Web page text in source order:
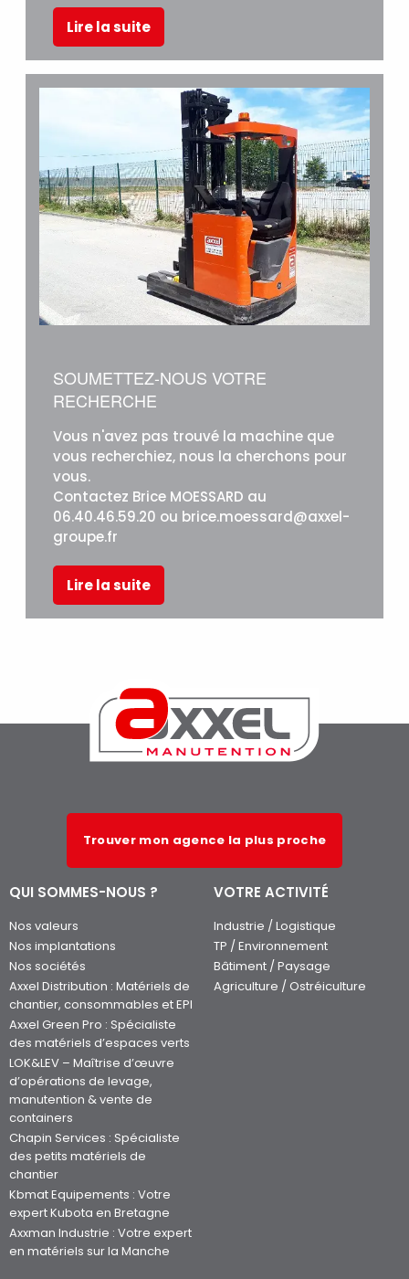
Lire la suite
SOUMETTEZ-NOUS VOTRE
RECHERCHE
Vous n'avez pas trouvé la machine que
vous recherchiez, nous la cherchons pour
vous.
Contactez Brice MOESSARD au
06.40.46.59.20 ou brice.moessard@axxel-
groupe.fr
Lire la suite
Trouver mon agence la plus proche
QUI SOMMES-NOUS ?
Nos valeurs
Nos implantations
Nos sociétés
Axxel Distribution : Matériels de
chantier, consommables et EPI
Axxel Green Pro : Spécialiste
des matériels d’espaces verts
LOK&LEV – Maîtrise d’œuvre
d’opérations de levage,
manutention & vente de
containers
Chapin Services : Spécialiste
des petits matériels de
chantier
Kbmat Equipements : Votre
expert Kubota en Bretagne
Axxman Industrie : Votre expert
en matériels sur la Manche
VOTRE ACTIVITÉ
Industrie / Logistique
TP / Environnement
Bâtiment / Paysage
Agriculture / Ostréiculture